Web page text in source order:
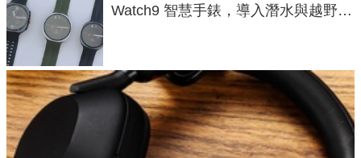
Watch9 智慧手錶，導入潛水與越野跑